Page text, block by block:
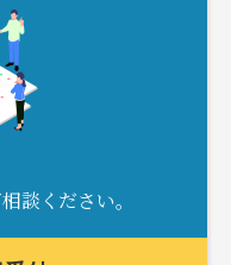
談ください。